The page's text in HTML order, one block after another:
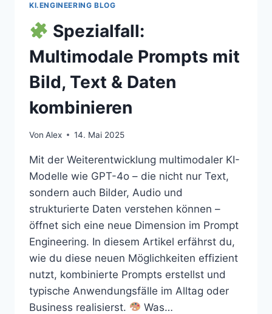
KI.ENGINEERING BLOG
Spezialfall:
Multimodale Prompts mit
Bild, Text & Daten
kombinieren
Von Alex 14. Mai 2025
Mit der Weiterentwicklung multimodaler KI-
Modelle wie GPT-4o – die nicht nur Text,
sondern auch Bilder, Audio und
strukturierte Daten verstehen können –
öffnet sich eine neue Dimension im Prompt
Engineering. In diesem Artikel erfährst du,
wie du diese neuen Möglichkeiten effizient
nutzt, kombinierte Prompts erstellst und
typische Anwendungsfälle im Alltag oder
Business realisierst.
Was…